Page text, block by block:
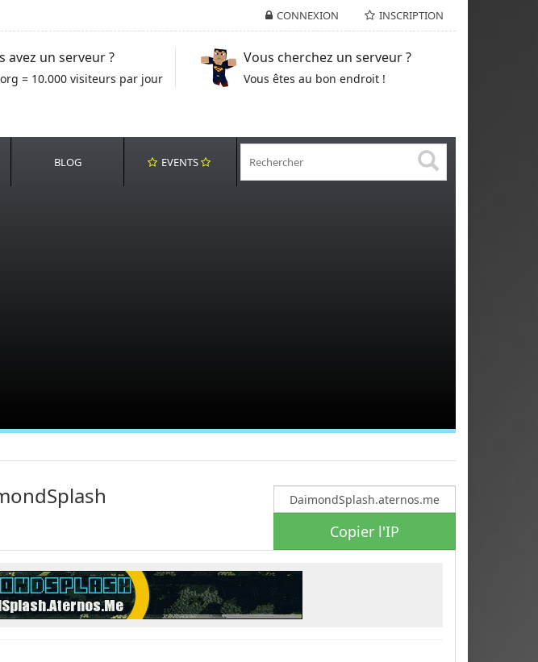
CONNEXION INSCRIPTION
avez un serveur ?
= 10.000 visiteurs par jour
Vous cherchez un serveur ?
Vous êtes au bon endroit !
BLOG EVENTS
Copier l'IP